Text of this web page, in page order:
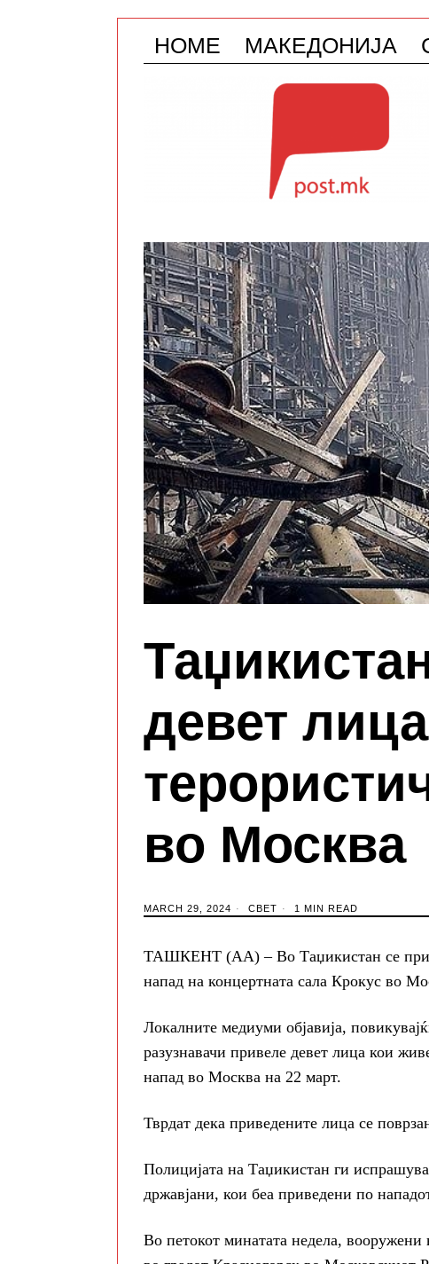
HOME МАКЕДОНИЈА
девет
во Москва
MARCH 29, 2024 СВЕТ 1 MIN READ
ТАШКЕНТ (АА) – Во Таџикистан се
напад на концертната сала Крокус во
Локалните медиуми објавија,
разузнавачи привеле девет лица кои
напад во Москва на 22 март.
Тврдат дека приведените лица се
Полицијата на Таџикистан ги
државјани, кои беа приведени по
Во петокот минатата недела, вооружени